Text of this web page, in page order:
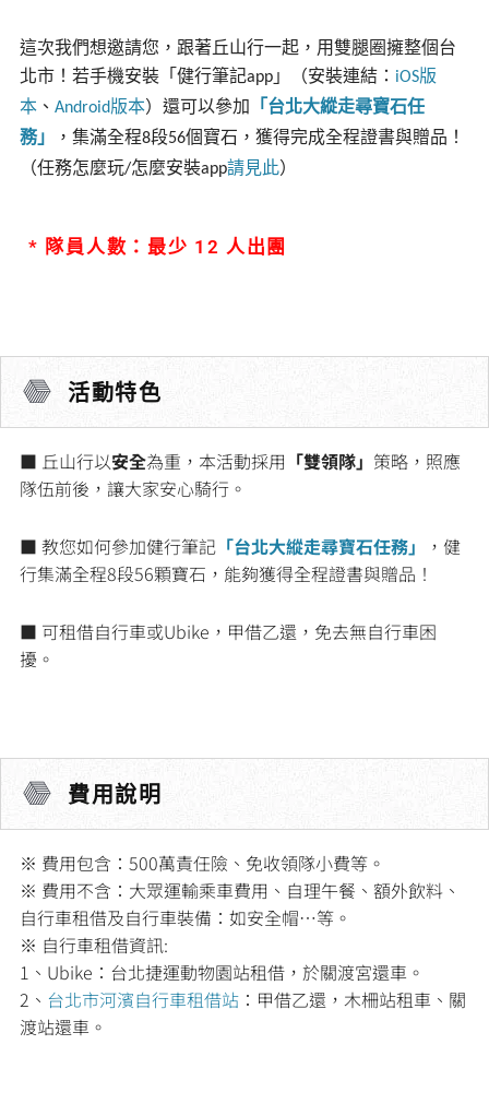
這次我們想邀請您，跟著丘山行一起，用雙腿圈擁整個台
北市！若手機安裝「健行筆記app 」（安裝連結： iOS版
本 、 Android版本）還可以參加
「台北大縱走尋寶石任
務」
，集滿全程8段56個寶石，獲得完成全程證書與贈品！
（任務怎麼玩/怎麼安裝app請見此）
* 隊員人數：最少 12 人出團
活動特色
■ 丘山行以安全為重，本活動採用 「雙領隊」 策略，照應
隊伍前後，讓大家安心騎行。
■ 教您如何參加健行筆記 「台北大縱走尋寶石任務」
，健
行集滿全程8段56顆寶石，能夠獲得全程證書與贈品！
■ 可租借自行車或Ubike，甲借乙還，免去無自行車困
擾。
費用說明
※ 費用包含：500萬責任險、免收領隊小費等。
※ 費用不含：大眾運輸乘車費用、自理午餐、額外飲料、
自行車租借及自行車裝備：如安全帽…等。
※ 自行車租借資訊:
1、Ubike：台北捷運動物園站租借，於關渡宮還車。
2、 台北市河濱自行車租借站 ：甲借乙還，木柵站租車、關
渡站還車。